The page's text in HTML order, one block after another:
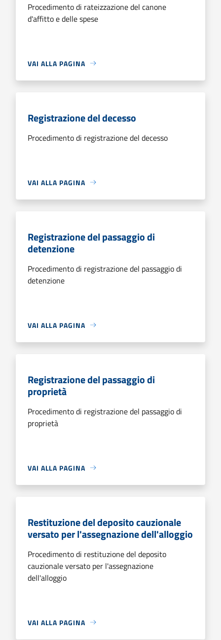
Procedimento di rateizzazione del canone
d'affitto e delle spese
VAI ALLA PAGINA
Registrazione del decesso
Procedimento di registrazione del decesso
VAI ALLA PAGINA
Registrazione del passaggio di
detenzione
Procedimento di registrazione del passaggio di
detenzione
VAI ALLA PAGINA
Registrazione del passaggio di
proprietà
Procedimento di registrazione del passaggio di
proprietà
VAI ALLA PAGINA
Restituzione del deposito cauzionale
versato per l'assegnazione dell'alloggio
Procedimento di restituzione del deposito
cauzionale versato per l'assegnazione
dell'alloggio
VAI ALLA PAGINA